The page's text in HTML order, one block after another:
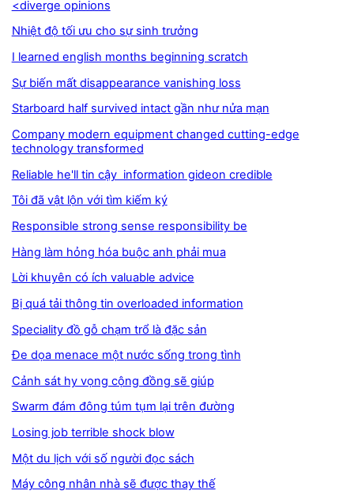
<diverge opinions
Nhiệt độ tối ưu cho sự sinh trưởng
I learned english months beginning scratch
Sự biến mất disappearance vanishing loss
Starboard half survived intact gần như nửa mạn
Company modern equipment changed cutting-edge
technology transformed
Reliable he'll tin cậy information gideon credible
Tôi đã vật lộn với tìm kiếm ký
Responsible strong sense responsibility be
Hàng làm hỏng hóa buộc anh phải mua
Lời khuyên có ích valuable advice
Bị quá tải thông tin overloaded information
Speciality đồ gỗ chạm trổ là đặc sản
Đe dọa menace một nước sống trong tình
Cảnh sát hy vọng cộng đồng sẽ giúp
Swarm đám đông túm tụm lại trên đường
Losing job terrible shock blow
Một du lịch với số người đọc sách
Máy công nhân nhà sẽ được thay thế